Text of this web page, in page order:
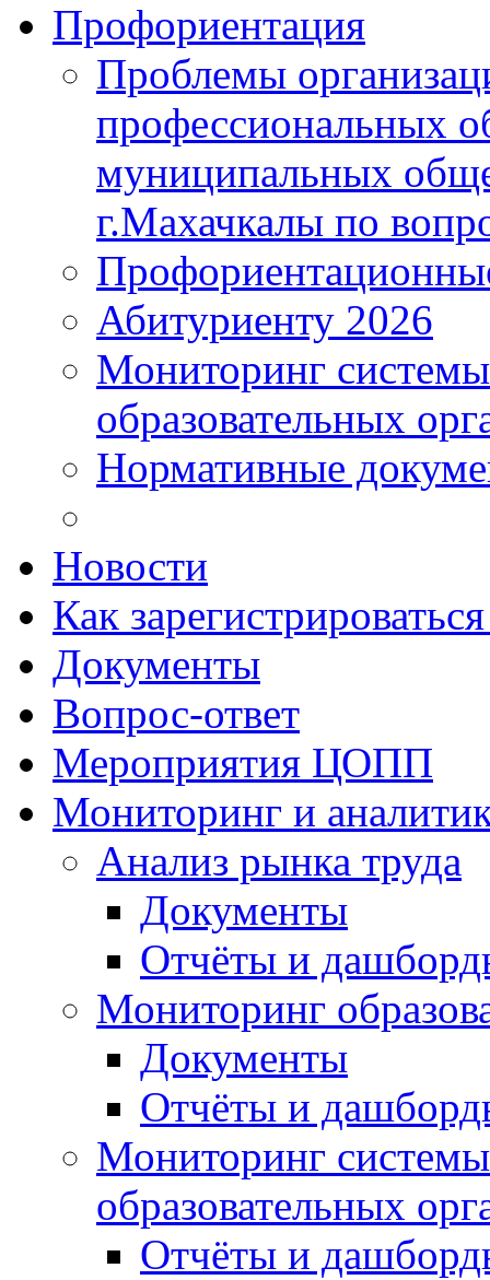
Профориентация
Проблемы
профессиональных
муниципальных
г.Махачкалы по
Абитуриенту 2026
Мониторинг
образовательных
Нормативные
Новости
Как
Документы
Вопрос-ответ
Мероприятия ЦОПП
Мониторинг и
Анализ рынка труда
Документы
Отчёты и
Мониторинг
Документы
Отчёты и
Мониторинг
образовательных
Отчёты и